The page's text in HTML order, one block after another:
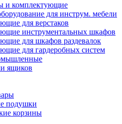
и комплектующие
для инструм. мебели
для верстаков
инструментальных шкафов
для шкафов раздевалок
для гардеробных систем
ящиков
подушки
корзины